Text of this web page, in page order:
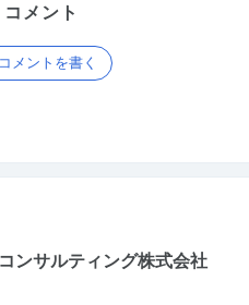
メント
メントを書く
ンサルティング株式会社